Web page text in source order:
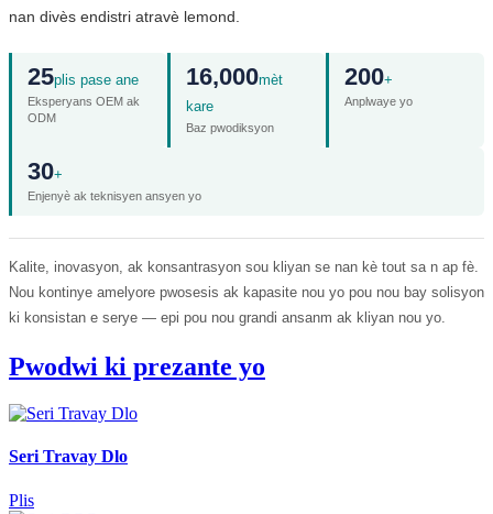
nan divès endistri atravè lemond.
25plis pase ane
Eksperyans OEM ak
ODM
16,000mèt
kare
Baz pwodiksyon
200+
Anplwaye yo
30+
Enjenyè ak teknisyen ansyen yo
Kalite, inovasyon, ak konsantrasyon sou kliyan se nan kè tout sa n ap fè.
Nou kontinye amelyore pwosesis ak kapasite nou yo pou nou bay solisyon
ki konsistan e serye — epi pou nou grandi ansanm ak kliyan nou yo.
Pwodwi ki prezante yo
Seri Travay Dlo
Plis